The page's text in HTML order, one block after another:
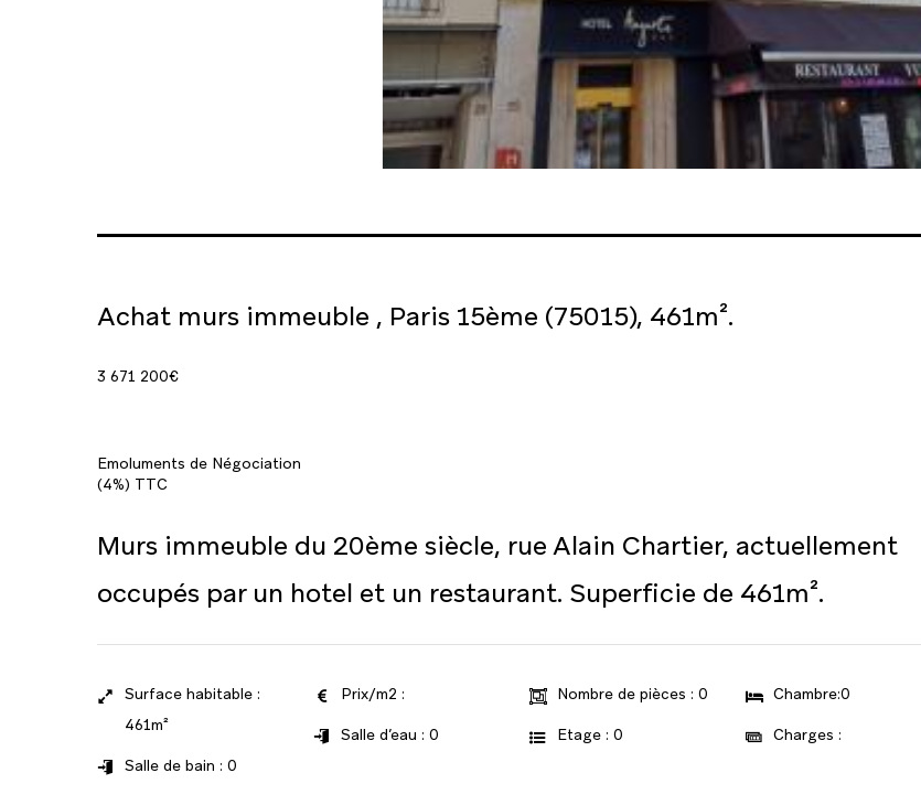
Achat murs immeuble , Paris 15ème (75015), 461m².
3 671 200€
Emoluments de Négociation
(4%) TTC
Murs immeuble du 20ème siècle, rue Alain Chartier, actuellement
occupés par un hotel et un restaurant. Superficie de 461m².
Surface habitable :
461m²
Salle de bain : 0
Prix/m2 :
Salle d’eau : 0
Nombre de pièces : 0
Etage : 0
Chambre:0
Charges :